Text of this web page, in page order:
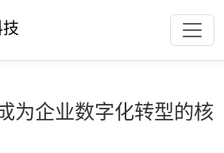
为企业数字化转型的核